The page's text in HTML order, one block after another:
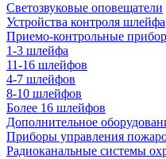
Светозвуковые оповещатели
Устройства контроля шлейфа
Приемо-контрольные
1-3 шлейфа
11-16 шлейфов
4-7 шлейфов
8-10 шлейфов
Более 16 шлейфов
Дополнительное
Приборы управления
Радиоканальные системы